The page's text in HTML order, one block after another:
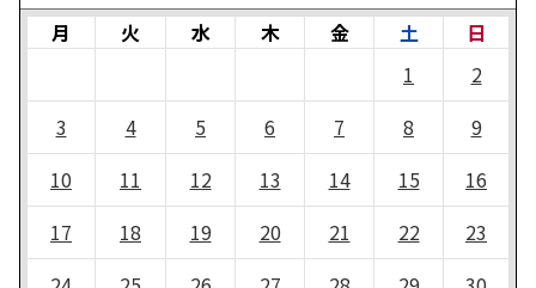
月 火 水 木 金 土
日
1
2
3
4 5 6 7 8
9
10
11 12 13 14 15
16
17
18 19 20 21 22
23